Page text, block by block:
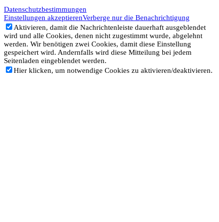
Datenschutzbestimmungen
Einstellungen akzeptierenVerberge nur die Benachrichtigung
Aktivieren, damit die Nachrichtenleiste dauerhaft ausgeblendet
wird und alle Cookies, denen nicht zugestimmt wurde, abgelehnt
werden. Wir benötigen zwei Cookies, damit diese Einstellung
gespeichert wird. Andernfalls wird diese Mitteilung bei jedem
Seitenladen eingeblendet werden.
Hier klicken, um notwendige Cookies zu aktivieren/deaktivieren.